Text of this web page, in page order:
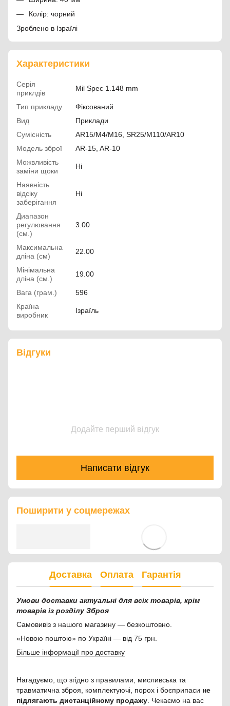
Колір: чорний
Зроблено в Ізраїлі
Характеристики
Серія
приклдів
Mil Spec 1.148 mm
Тип прикладу
Фіксований
Вид
Приклади
Сумісність
AR15/M4/M16, SR25/M110/AR10
Модель зброї
AR-15, AR-10
Можвливість
заміни щоки
Ні
Наявність
відсіку
заберігання
Ні
Диапазон
регулювання
(см.)
3.00
Максимальна
дліна (см)
22.00
Мінімальна
дліна (см.)
19.00
Вага (грам.)
596
Країна
виробник
Ізраїль
Відгуки
Додайте перший відгук
Написати відгук
Поширити у соцмережах
Доставка Оплата Гарантія
Умови доставки актуальні для всіх товарів, крім
товарів із розділу Зброя
Самовивіз з нашого магазину — безкоштовно.
«Новою поштою» по Україні — від 75 грн.
Більше інформації про доставку
Нагадуємо, що згідно з правилами, мисливська та
травматична зброя, комплектуючі, порох і боєприпаси не
підлягають дистанційному продажу. Чекаємо на вас